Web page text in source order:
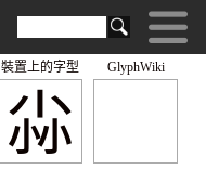
GlyphWiki
尛
裝置上的字型